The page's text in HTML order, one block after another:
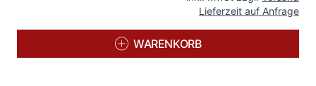
Lieferzeit auf Anfrage
WARENKORB